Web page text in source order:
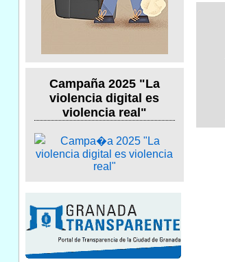
Campaña 2025 "La
violencia digital es
violencia real"